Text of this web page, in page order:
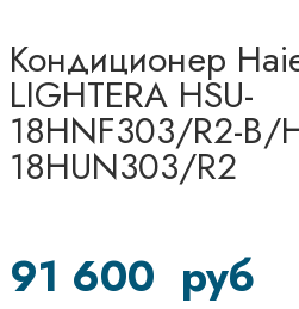
Кондиционер
LIGHTERA HSU-
18HNF303/R2-B/
18HUN303/R2
91 600 руб